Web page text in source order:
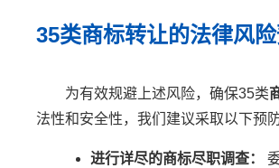
35类商标转让的法律风
为有效规避上述风险，确保35类
法性和安全性，我们建议采取以下预防
进行详尽的商标尽职调查：